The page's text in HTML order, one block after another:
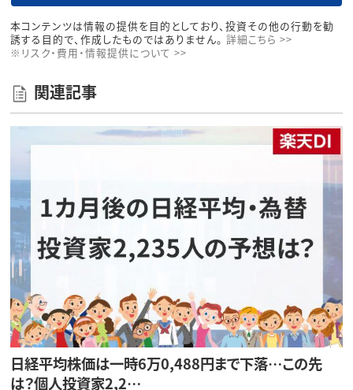
本コンテンツは情報の提供を目的としており、投資その他の行動を勧
誘する目的で、作成したものではありません。 詳細こちら >>
※リスク・費用・情報提供について >>
関連記事
日経平均株価は一時6万0,488円まで下落…この先
は？個人投資家2,2…